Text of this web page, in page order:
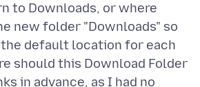
to Downloads, or where
new folder "Downloads" so
default location for each
should this Download Folder
in advance, as I had no